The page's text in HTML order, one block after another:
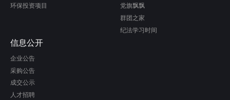
环保投资项目
党旗飘飘
群团之家
纪法学习时间
信息公开
企业公告
采购公告
成交公示
人才招聘